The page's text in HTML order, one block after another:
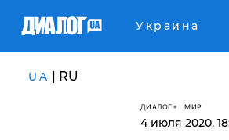
Украина
UA | RU
ДИАЛОГ МИР
4 июля 2020,